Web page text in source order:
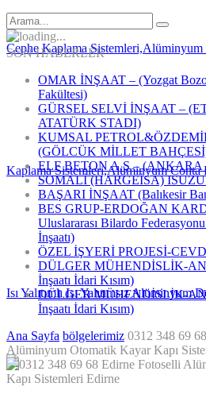
SON HABERLER
OMAR İNŞAAT – (Yozgat
Fakültesi)
GÜRSEL SELVİ İNŞAAT –
ATATÜRK STADI)
KUMSAL
(GÖLCÜK MİLLET
ELF BETON A.Ş – (ANKARA
SOMALİ (HARGEİSA)
BAŞARI İNŞAAT (Balıkesir
BES GRUP-ERDOĞAN
Uluslararası Bilardo
İnşaatı)
ÖZEL İŞYERİ PROJESİ-
DÜLGER MÜHENDİSLİK-
İnşaatı İdari Kısım)
DÜLGER MÜHENDİSLİK-
İnşaatı İdari Kısım)
Ana Sayfa bölgelerimiz 0312 348 69
Alüminyum Otomatik Kayar Kapı